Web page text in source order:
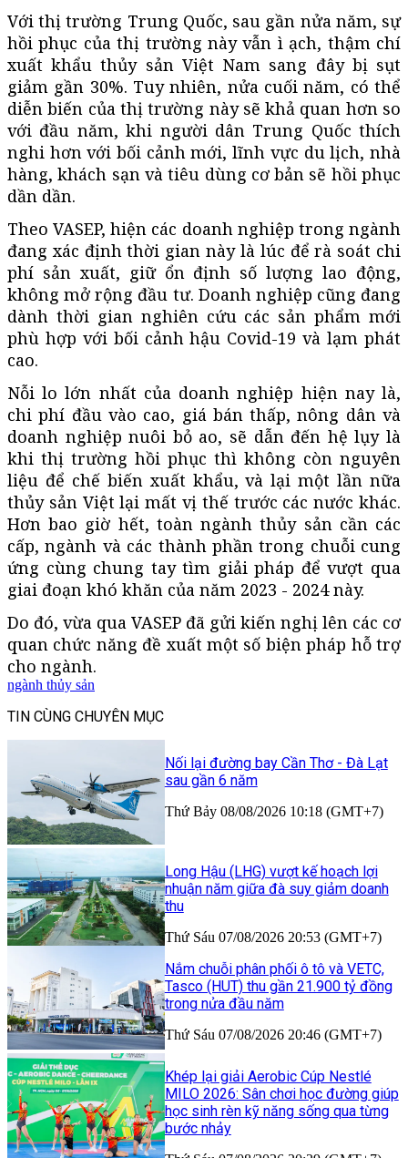
Với thị trường Trung Quốc, sau gần nửa năm, sự
hồi phục của thị trường này vẫn ì ạch, thậm chí
xuất khẩu thủy sản Việt Nam sang đây bị sụt
giảm gần 30%. Tuy nhiên, nửa cuối năm, có thể
diễn biến của thị trường này sẽ khả quan hơn so
với đầu năm, khi người dân Trung Quốc thích
nghi hơn với bối cảnh mới, lĩnh vực du lịch, nhà
hàng, khách sạn và tiêu dùng cơ bản sẽ hồi phục
dần dần.
Theo VASEP, hiện các doanh nghiệp trong ngành
đang xác định thời gian này là lúc để rà soát chi
phí sản xuất, giữ ổn định số lượng lao động,
không mở rộng đầu tư. Doanh nghiệp cũng đang
dành thời gian nghiên cứu các sản phẩm mới
phù hợp với bối cảnh hậu Covid-19 và lạm phát
cao.
Nỗi lo lớn nhất của doanh nghiệp hiện nay là,
chi phí đầu vào cao, giá bán thấp, nông dân và
doanh nghiệp nuôi bỏ ao, sẽ dẫn đến hệ lụy là
khi thị trường hồi phục thì không còn nguyên
liệu để chế biến xuất khẩu, và lại một lần nữa
thủy sản Việt lại mất vị thế trước các nước khác.
Hơn bao giờ hết, toàn ngành thủy sản cần các
cấp, ngành và các thành phần trong chuỗi cung
ứng cùng chung tay tìm giải pháp để vượt qua
giai đoạn khó khăn của năm 2023 - 2024 này.
Do đó, vừa qua VASEP đã gửi kiến nghị lên các cơ
quan chức năng đề xuất một số biện pháp hỗ trợ
cho ngành.
ngành thủy sản
TIN CÙNG CHUYÊN MỤC
Nối lại đường bay Cần Thơ - Đà Lạt
sau gần 6 năm
Thứ Bảy 08/08/2026 10:18 (GMT+7)
Long Hậu (LHG) vượt kế hoạch lợi
nhuận năm giữa đà suy giảm doanh
thu
Thứ Sáu 07/08/2026 20:53 (GMT+7)
Nắm chuỗi phân phối ô tô và VETC,
Tasco (HUT) thu gần 21.900 tỷ đồng
trong nửa đầu năm
Thứ Sáu 07/08/2026 20:46 (GMT+7)
Khép lại giải Aerobic Cúp Nestlé
MILO 2026: Sân chơi học đường giúp
học sinh rèn kỹ năng sống qua từng
bước nhảy